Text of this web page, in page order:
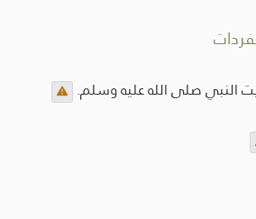
النبي صلى الله عليه وسلم.